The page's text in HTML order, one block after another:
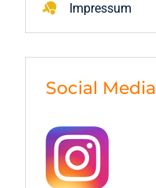
Impressum
Social Media